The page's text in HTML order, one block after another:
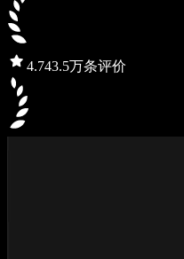
4.743.5万条评价